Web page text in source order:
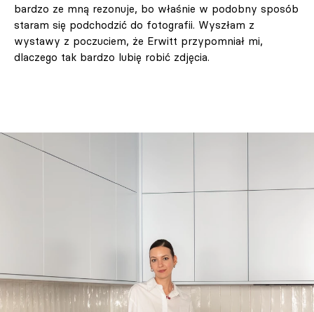
bardzo ze mną rezonuje, bo właśnie w podobny sposób
staram się podchodzić do fotografii. Wyszłam z
wystawy z poczuciem, że Erwitt przypomniał mi,
dlaczego tak bardzo lubię robić zdjęcia.